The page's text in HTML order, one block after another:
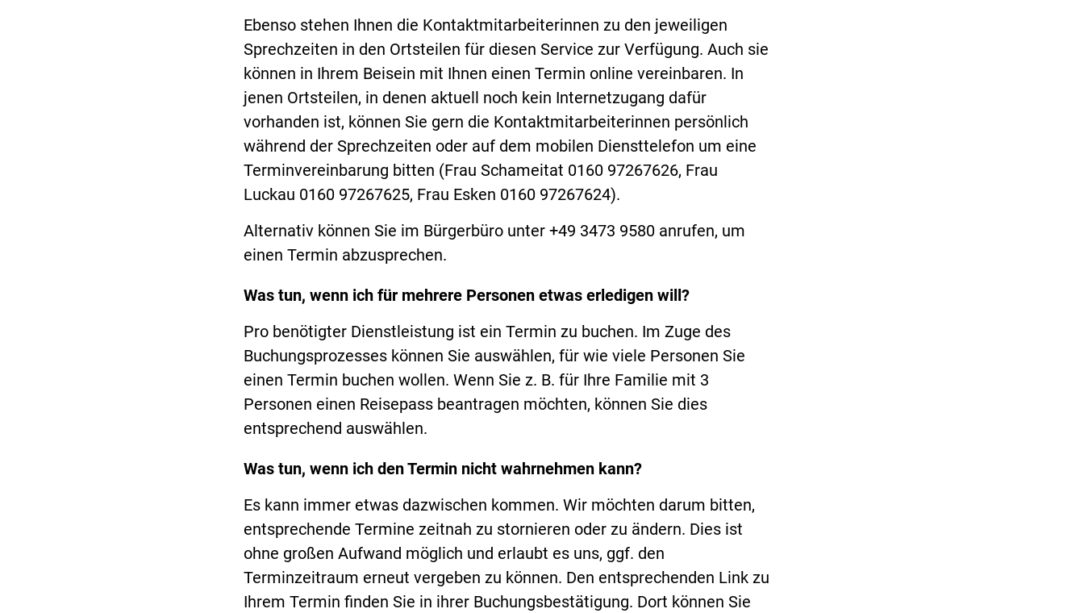
Ebenso stehen Ihnen die Kontaktmitarbeiterinnen zu den jeweiligen
Sprechzeiten in den Ortsteilen für diesen Service zur Verfügung. Auch sie
können in Ihrem Beisein mit Ihnen einen Termin online vereinbaren. In
jenen Ortsteilen, in denen aktuell noch kein Internetzugang dafür
vorhanden ist, können Sie gern die Kontaktmitarbeiterinnen persönlich
während der Sprechzeiten oder auf dem mobilen Diensttelefon um eine
Terminvereinbarung bitten (Frau Schameitat 0160 97267626, Frau
Luckau 0160 97267625, Frau Esken 0160 97267624).
Alternativ können Sie im Bürgerbüro unter +49 3473 9580 anrufen, um
einen Termin abzusprechen.
Was tun, wenn ich für mehrere Personen etwas erledigen will?
Pro benötigter Dienstleistung ist ein Termin zu buchen. Im Zuge des
Buchungsprozesses können Sie auswählen, für wie viele Personen Sie
einen Termin buchen wollen. Wenn Sie z. B. für Ihre Familie mit 3
Personen einen Reisepass beantragen möchten, können Sie dies
entsprechend auswählen.
Was tun, wenn ich den Termin nicht wahrnehmen kann?
Es kann immer etwas dazwischen kommen. Wir möchten darum bitten,
entsprechende Termine zeitnah zu stornieren oder zu ändern. Dies ist
ohne großen Aufwand möglich und erlaubt es uns, ggf. den
Terminzeitraum erneut vergeben zu können. Den entsprechenden Link zu
Ihrem Termin finden Sie in ihrer Buchungsbestätigung. Dort können Sie